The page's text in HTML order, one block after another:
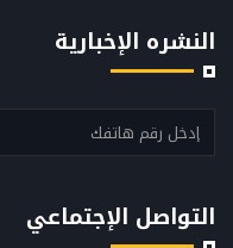
النشره الإخبارية
التواصل الإجتماعي